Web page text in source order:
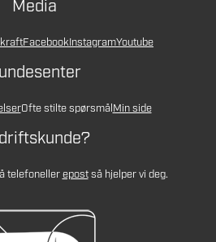
Media
FacebookInstagramYoutube
Ofte stilte spørsmålMin side
telefonellerepostså hjelper vi deg.